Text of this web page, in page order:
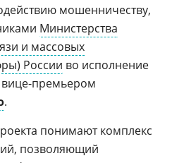
мошенничеству,
Министерства
и массовых
России во исполнение
премьером
.
понимают комплекс
позволяющий